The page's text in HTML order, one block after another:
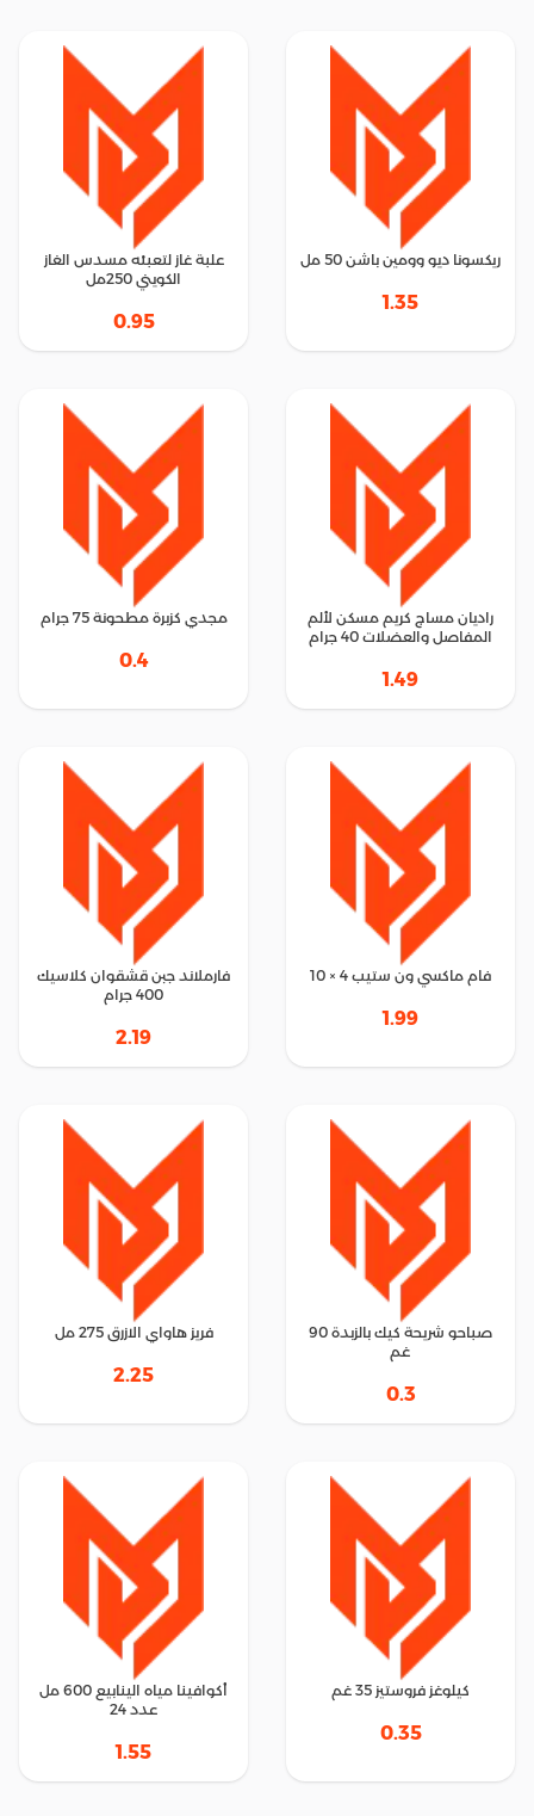
ريكسونا ديو وومين باشن 50 مل
1.35
علبة غاز لتعبئه مسدس الغاز
الكويني 250مل
0.95
راديان مساج كريم مسكن لألم
المفاصل والعضلات 40 جرام
1.49
مجدي كزبرة مطحونة 75 جرام
0.4
فام ماكسي ون ستيب 4 × 10
1.99
فارملاند جبن قشقوان كلاسيك
400 جرام
2.19
صباحو شريحة كيك بالزبدة 90
غم
0.3
فريز هاواي الازرق 275 مل
2.25
كيلوغز فروستيز 35 غم
0.35
أكوافينا مياه الينابيع 600 مل
عدد 24
1.55